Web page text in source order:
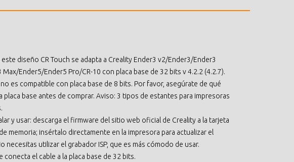
diseño CR Touch se adapta a Creality Ender3 v2/Ender3/Ender3
Ender5/Ender5 Pro/CR-10 con placa base de 32 bits v 4.2.2 (4.2.7).
es compatible con placa base de 8 bits. Por favor, asegúrate de qué
placa base antes de comprar. Aviso: 3 tipos de estantes para impresoras
y usar: descarga el firmware del sitio web oficial de Creality a la tarjeta
memoria; insértalo directamente en la impresora para actualizar el
necesitas utilizar el grabador ISP, que es más cómodo de usar.
conecta el cable a la placa base de 32 bits.